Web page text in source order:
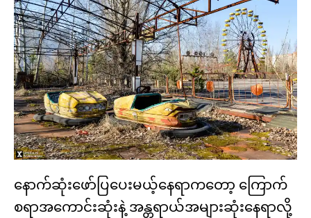
နောက်ဆုံးဖော်ပြပေးမယ့်နေရာကတော့ ကြောက်
စရာအကောင်းဆုံးနဲ့ အန္တရာယ်အများဆုံးနေရာလို့